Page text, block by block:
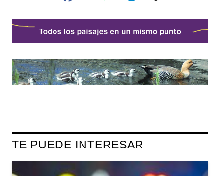
TE PUEDE INTERESAR